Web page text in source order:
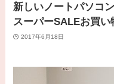
新しいノートパソコ
スーパーSALEお買い
2017年6月18日